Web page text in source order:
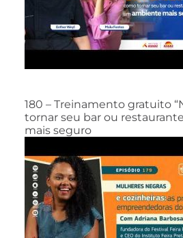
180 – Treinamento gratuito
tornar seu bar ou
mais seguro